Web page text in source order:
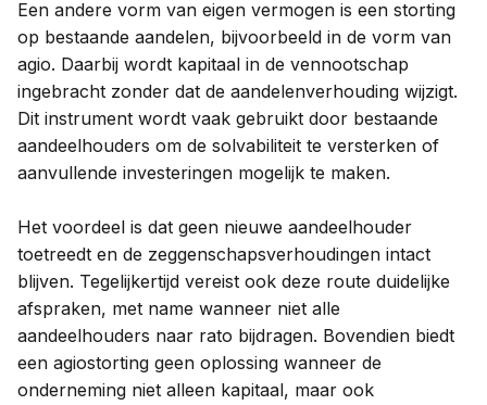
Een andere vorm van eigen vermogen is een storting
op bestaande aandelen, bijvoorbeeld in de vorm van
agio. Daarbij wordt kapitaal in de vennootschap
ingebracht zonder dat de aandelenverhouding wijzigt.
Dit instrument wordt vaak gebruikt door bestaande
aandeelhouders om de solvabiliteit te versterken of
aanvullende investeringen mogelijk te maken.
Het voordeel is dat geen nieuwe aandeelhouder
toetreedt en de zeggenschapsverhoudingen intact
blijven. Tegelijkertijd vereist ook deze route duidelijke
afspraken, met name wanneer niet alle
aandeelhouders naar rato bijdragen. Bovendien biedt
een agiostorting geen oplossing wanneer de
onderneming niet alleen kapitaal, maar ook